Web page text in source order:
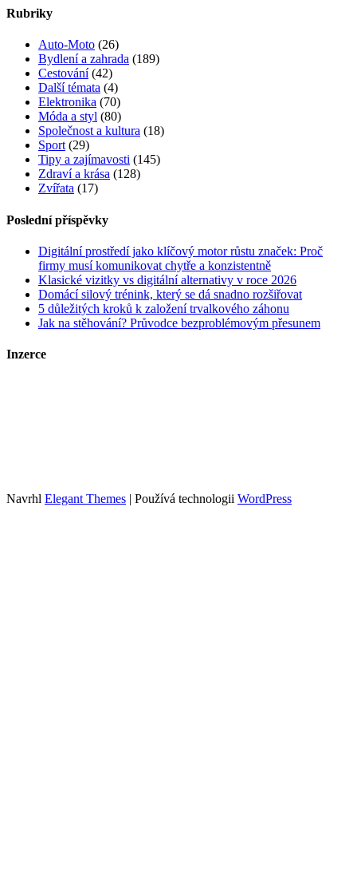
Rubriky
Auto-Moto (26)
Bydlení a zahrada (189)
Cestování(42)
Další témata (4)
Elektronika (70)
Móda a styl (80)
Společnost a kultura (18)
Sport (29)
Tipy a zajímavosti (145)
Zdraví a krása (128)
Zvířata (17)
Poslední příspěvky
Digitální prostředí jako klíčový motor růstu značek: Proč
firmy musí komunikovat chytře a konzistentně
Klasické vizitky vs digitální alternativy v roce 2026
Domácí silový trénink, který se dá snadno rozšiřovat
5 důležitých kroků k založení trvalkového záhonu
Jak na stěhování? Průvodce bezproblémovým přesunem
Inzerce
Navrhl Elegant Themes | Používá technologii WordPress